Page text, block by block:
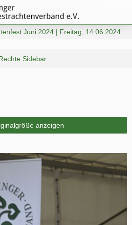
Juni 2024 | Freitag, 14.06.2024
anzeigen